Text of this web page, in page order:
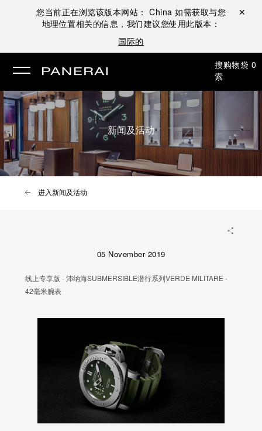
您当前正在浏览该版本网站： China 如需获取与您
地理位置相关的信息，我们建议您使用此版本：
国际的
关闭 ✕
搜
索
购物袋 0
新闻及活动
进入新闻及活动
05 November 2019
线上专享版 - 沛纳海SUBMERSIBLE潜行系列VERDE MILITARE -
42毫米腕表